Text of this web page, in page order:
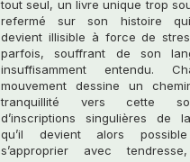
tout seul, un livre unique trop
refermé sur son histoire
devient illisible à force de
parfois, souffrant de son
insuffisamment entendu.
mouvement dessine un
tranquillité vers cette
d’inscriptions singulières de
qu’il devient alors
s’approprier avec